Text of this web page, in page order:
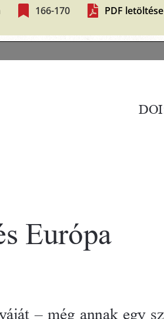
166-170 PDF letöltése